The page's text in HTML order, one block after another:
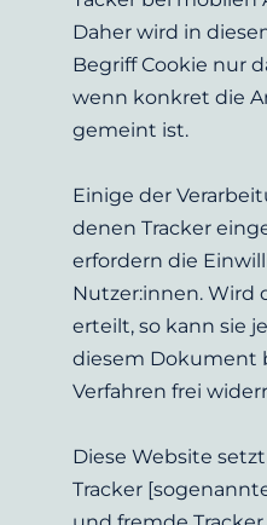
Daher wird in
Begriff Cookie nur
wenn konkret die
gemeint ist.
Einige der
denen Tracker
erfordern die
Nutzer:innen. Wird
erteilt, so kann sie
diesem Dokument
Verfahren frei
Diese Website
Tracker